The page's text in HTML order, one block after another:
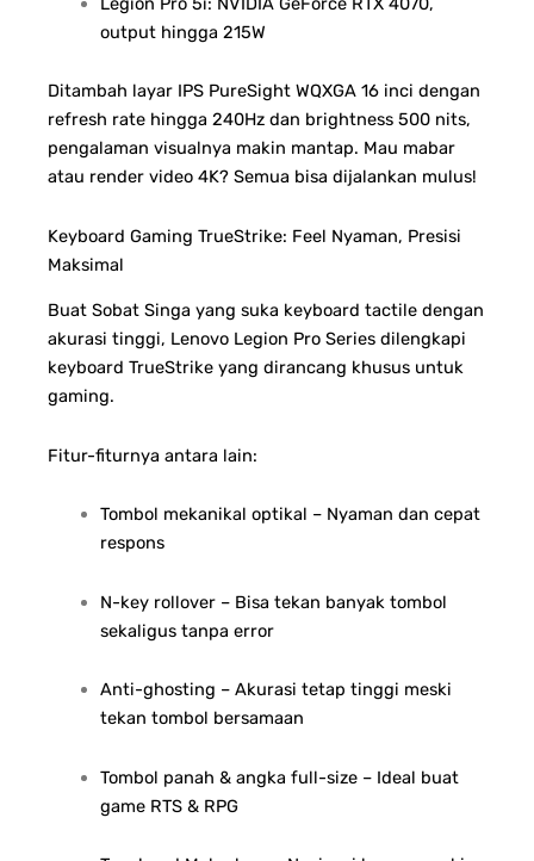
output hingga 215W
Ditambah layar IPS PureSight WQXGA 16 inci dengan
refresh rate hingga 240Hz dan brightness 500 nits,
pengalaman visualnya makin mantap. Mau mabar
atau render video 4K? Semua bisa dijalankan mulus!
Keyboard Gaming TrueStrike: Feel Nyaman, Presisi
Maksimal
Buat Sobat Singa yang suka keyboard tactile dengan
akurasi tinggi, Lenovo Legion Pro Series dilengkapi
keyboard TrueStrike yang dirancang khusus untuk
gaming.
Fitur-fiturnya antara lain:
Tombol mekanikal optikal – Nyaman dan cepat
respons
N-key rollover – Bisa tekan banyak tombol
sekaligus tanpa error
Anti-ghosting – Akurasi tetap tinggi meski
tekan tombol bersamaan
Tombol panah & angka full-size – Ideal buat
game RTS & RPG